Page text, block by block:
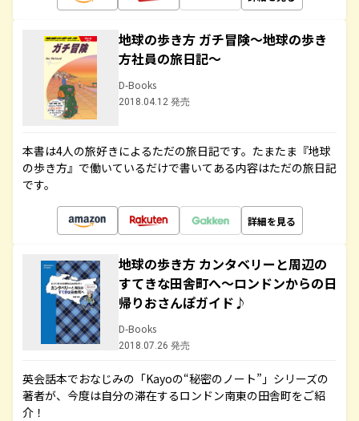
地球の歩き方 ガチ冒険～地球の歩き
方社員の旅日記～
D-Books
2018.04.12 発売
本書は4人の旅好きによるただの旅日記です。たまたま『地球
の歩き方』で働いているだけで書いてある内容はただの旅日記
です。
詳細を見る
地球の歩き方 カンタベリーと周辺の
すてきな田舎町へ～ロンドンからの日
帰りおさんぽガイド♪
D-Books
2018.07.26 発売
英会話本でおなじみの「Kayoの“秘密のノート”」シリーズの
著者が、今度は自分の滞在するロンドン南東の田舎町をご紹
介！